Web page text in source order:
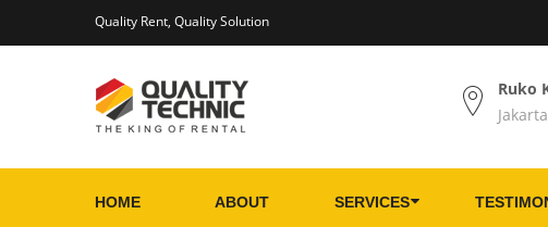
Quality Rent, Quality Solution
Ruko
HOME ABOUT SERVICES